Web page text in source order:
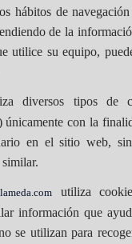
hábitos de
de la
utilice su equipo,
diversos tipos de
únicamente con la
en el sitio web,
utiliza
información que
se utilizan para